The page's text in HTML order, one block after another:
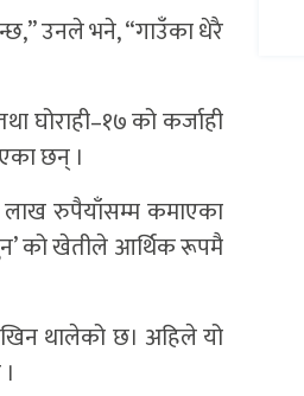
उनले भने, “गाउँका धेरै
घोराही–१७ को कर्जाही
छन् ।
लाख रुपैयाँसम्म कमाएका
को खेतीले आर्थिक रूपमै
थालेको छ। अहिले यो